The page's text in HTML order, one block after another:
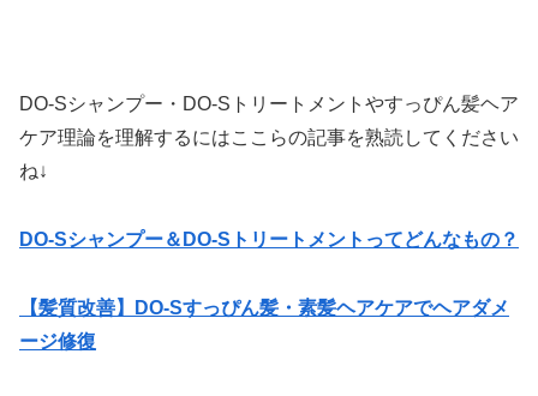
DO-Sシャンプー・DO-Sトリートメントやすっぴん髪ヘア
ケア理論を理解するにはここらの記事を熟読してください
ね↓
DO-Sシャンプー＆DO-Sトリートメントってどんなもの？
【髪質改善】DO-Sすっぴん髪・素髪ヘアケアでヘアダメ
ージ修復